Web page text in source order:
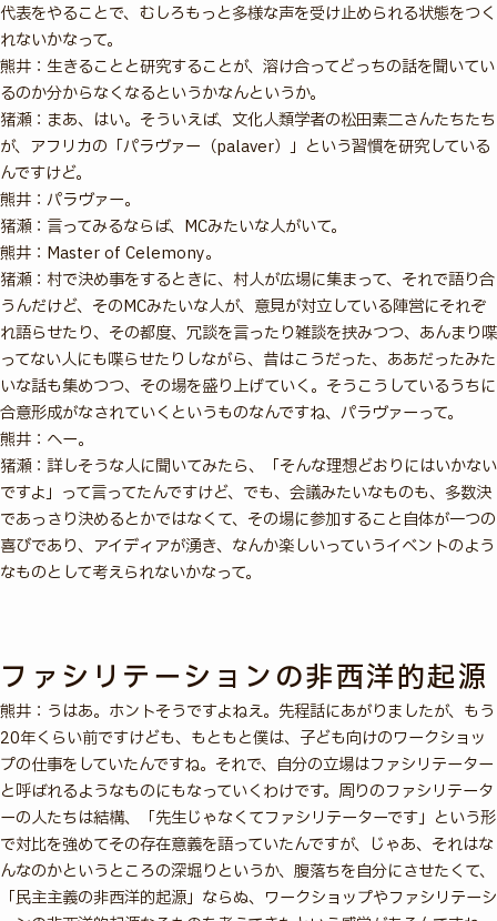
代表をやることで、むしろもっと多様な声を受け止められる状態をつく
れないかなって。
熊井：生きることと研究することが、溶け合ってどっちの話を聞いてい
るのか分からなくなるというかなんというか。
猪瀬：まあ、はい。そういえば、文化人類学者の松田素二さんたちたち
が、アフリカの「パラヴァー（palaver）」という習慣を研究している
んですけど。
熊井：パラヴァー。
猪瀬：言ってみるならば、MCみたいな人がいて。
熊井：Master of Celemony。
猪瀬：村で決め事をするときに、村人が広場に集まって、それで語り合
うんだけど、そのMCみたいな人が、意見が対立している陣営にそれぞ
れ語らせたり、その都度、冗談を言ったり雑談を挟みつつ、あんまり喋
ってない人にも喋らせたりしながら、昔はこうだった、ああだったみた
いな話も集めつつ、その場を盛り上げていく。そうこうしているうちに
合意形成がなされていくというものなんですね、パラヴァーって。
熊井：へー。
猪瀬：詳しそうな人に聞いてみたら、「そんな理想どおりにはいかない
ですよ」って言ってたんですけど、でも、会議みたいなものも、多数決
であっさり決めるとかではなくて、その場に参加すること自体が一つの
喜びであり、アイディアが湧き、なんか楽しいっていうイベントのよう
なものとして考えられないかなって。
ファシリテーションの非西洋的起源
熊井：うはあ。ホントそうですよねえ。先程話にあがりましたが、もう
20年くらい前ですけども、もともと僕は、子ども向けのワークショッ
プの仕事をしていたんですね。それで、自分の立場はファシリテーター
と呼ばれるようなものにもなっていくわけです。周りのファシリテータ
ーの人たちは結構、「先生じゃなくてファシリテーターです」という形
で対比を強めてその存在意義を語っていたんですが、じゃあ、それはな
んなのかというところの深堀りというか、腹落ちを自分にさせたくて、
「民主主義の非西洋的起源」ならぬ、ワークショップやファシリテーシ